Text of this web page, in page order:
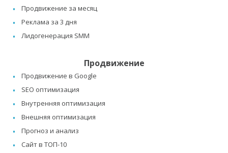
Продвижение за месяц
Реклама за 3 дня
Лидогенерация SMM
Продвижение
Продвижение в Google
SEO оптимизация
Внутренняя оптимизация
Внешняя оптимизация
Прогноз и анализ
Сайт в ТОП-10